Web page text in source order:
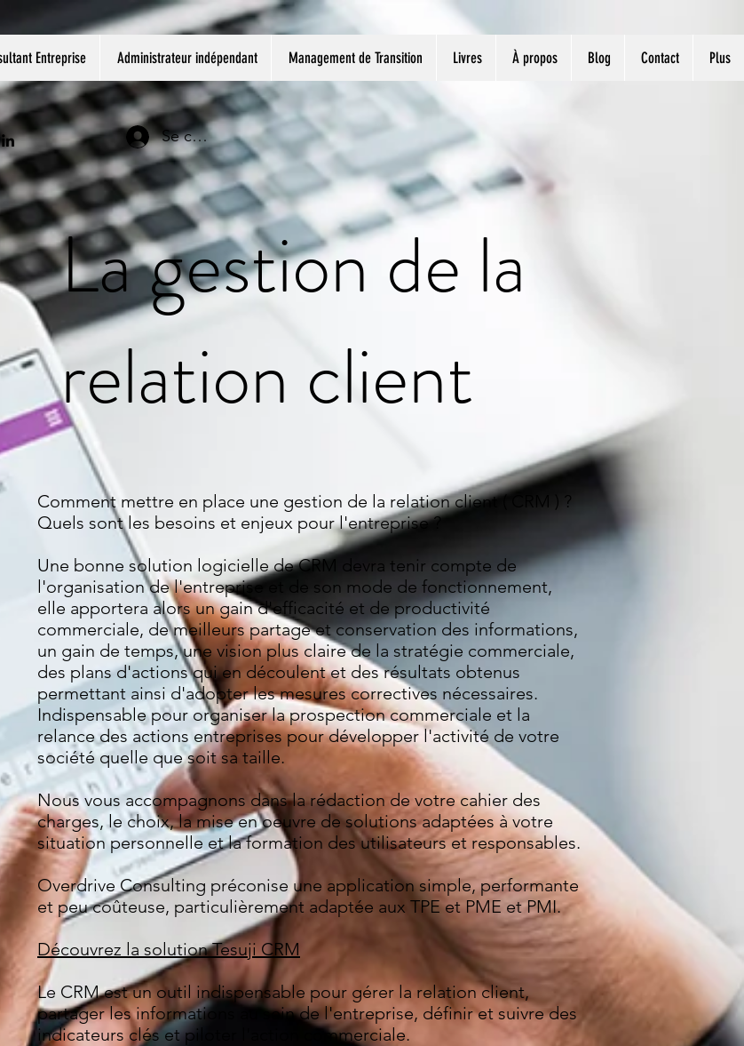
Entreprise Administrateur indépendant Management de Transition Livres À propos Blog Contact Plus
Se connecter
La gestion de la
relation client
Comment mettre en place une gestion de la relation client ( CRM ) ?
Quels sont les besoins et enjeux pour l'entreprise ?
Une bonne solution logicielle de CRM devra tenir compte de
l'organisation de l'entreprise et de son mode de fonctionnement,
elle apportera alors un gain d'efficacité et de productivité
commerciale, de meilleurs partage et conservation des informations,
un gain de temps, une vision plus claire de la stratégie commerciale,
des plans d'actions qui en découlent et des résultats obtenus
permettant ainsi d'adopter les mesures correctives nécessaires.
Indispensable pour organiser la prospection commerciale et la
relance des actions entreprises pour développer l'activité de votre
société quelle que soit sa taille.
Nous vous accompagnons dans la rédaction de votre cahier des
charges, le choix, la mise en oeuvre de solutions adaptées à votre
situation personnelle et la formation des utilisateurs et responsables.
Overdrive Consulting préconise une application simple, performante
et peu coûteuse, particulièrement adaptée aux TPE et PME et PMI.
Découvrez la solution Tesuji CRM
Le CRM est un outil indispensable pour gérer la relation client,
partager les informations au sein de l'entreprise, définir et suivre des
indicateurs clés et piloter l'action commerciale.